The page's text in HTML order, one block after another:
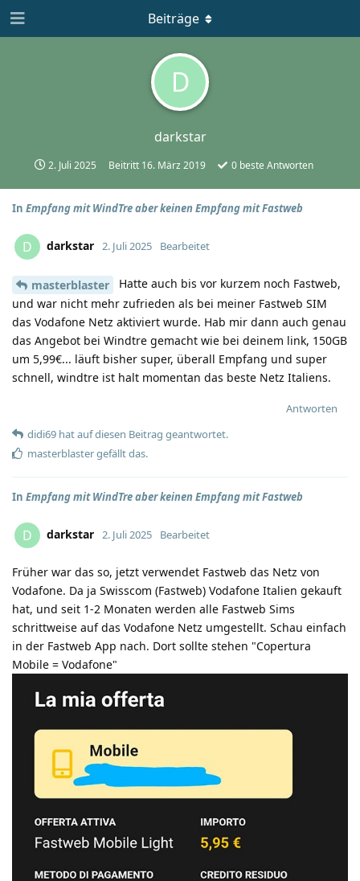
D
darkstar
2. Juli 2025 Beitritt 16. März 2019 0 beste Antworten
Beiträge
In Empfang mit WindTre aber keinen Empfang mit Fastweb
D darkstar 2. Juli 2025 Bearbeitet
masterblaster
Hatte auch bis vor kurzem noch Fastweb,
und war nicht mehr zufrieden als bei meiner Fastweb SIM
das Vodafone Netz aktiviert wurde. Hab mir dann auch genau
das Angebot bei Windtre gemacht wie bei deinem link, 150GB
um 5,99€... läuft bisher super, überall Empfang und super
schnell, windtre ist halt momentan das beste Netz Italiens.
Antworten
didi69 hatauf diesen Beitrag geantwortet.
masterblastergefällt das.
In Empfang mit WindTre aber keinen Empfang mit Fastweb
D darkstar 2. Juli 2025 Bearbeitet
Früher war das so, jetzt verwendet Fastweb das Netz von
Vodafone. Da ja Swisscom (Fastweb) Vodafone Italien gekauft
hat, und seit 1-2 Monaten werden alle Fastweb Sims
schrittweise auf das Vodafone Netz umgestellt. Schau einfach
in der Fastweb App nach. Dort sollte stehen "Copertura
Mobile = Vodafone"